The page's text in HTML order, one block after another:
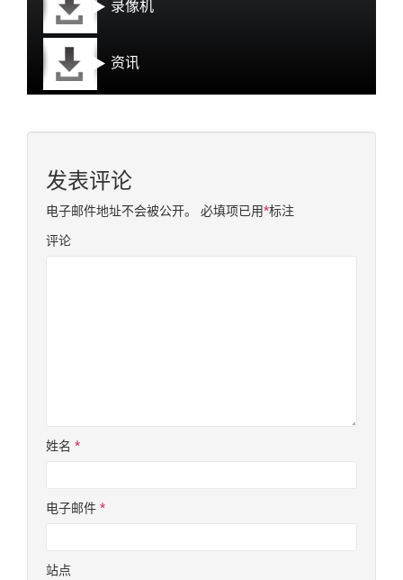
录像机
资讯
发表评论
电子邮件地址不会被公开。 必填项已用*标注
评论
姓名 *
电子邮件 *
站点